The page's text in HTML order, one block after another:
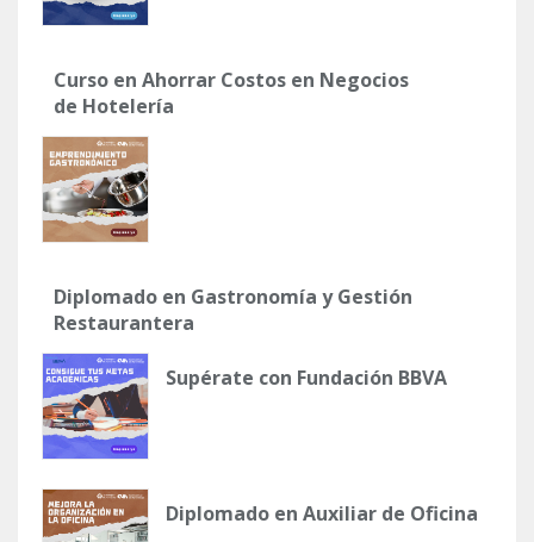
Curso en Ahorrar Costos en Negocios
de Hotelería
Diplomado en Gastronomía y Gestión
Restaurantera
Supérate con Fundación BBVA
Diplomado en Auxiliar de Oficina